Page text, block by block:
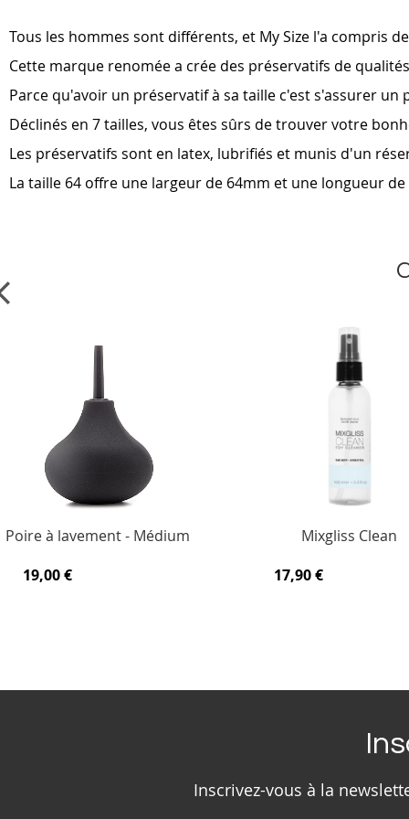
of
the
images
Tous les hommes sont différents, et My Size l'a compris
Cette marque renomée a crée des préservatifs de
Parce qu'avoir un préservatif à sa taille c'est s'assurer un
Déclinés en 7 tailles, vous êtes sûrs de trouver votre
Les préservatifs sont en latex, lubrifiés et munis d'un
La taille 64 offre une largeur de 64mm et une longueur de
Poire à lavement - Médium
19,00 €
Mixgliss Clean
17,90 €
Inscrivez-vous à la